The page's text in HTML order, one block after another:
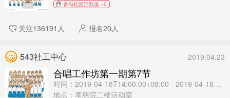
参与社区活跃值 +0
关注136191人 报名20人
543社工中心 2019.04.23
合唱工作坊第一期第7节
时间：2019-04-18T14:00:00+08:00 - 2019-04-18T16:00:00+08:00
地点：孝慈院二楼活动室